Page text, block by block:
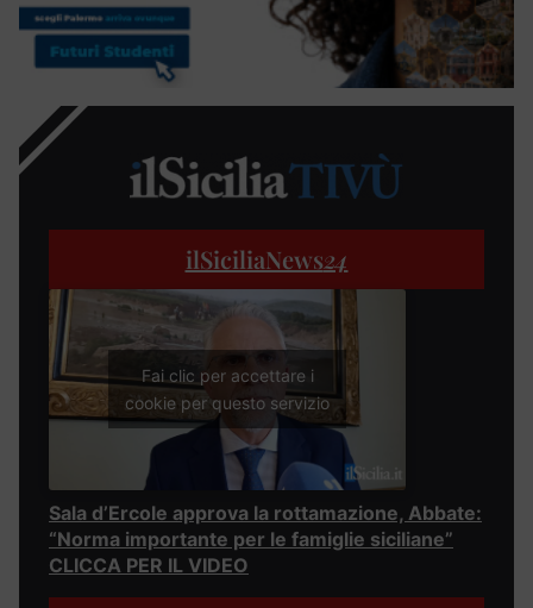
ilSiciliaNews24
Fai clic per accettare i
cookie per questo servizio
Sala d’Ercole approva la rottamazione, Abbate:
“Norma importante per le famiglie siciliane”
CLICCA PER IL VIDEO